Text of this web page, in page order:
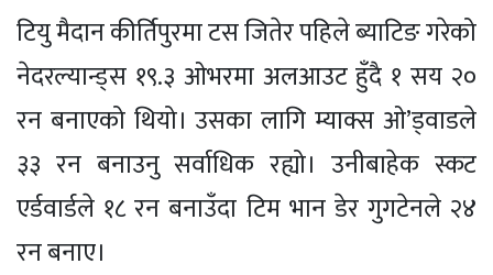
टियु मैदान कीर्तिपुरमा टस जितेर पहिले ब्याटिङ गरेको
नेदरल्यान्ड्स १९.३ ओभरमा अलआउट हुँदै १ सय २०
रन बनाएको थियो। उसका लागि म्याक्स ओ’ड्वाडले
३३ रन बनाउनु सर्वाधिक रह्यो। उनीबाहेक स्कट
एर्डवार्डले १८ रन बनाउँदा टिम भान डेर गुगटेनले २४
रन बनाए।